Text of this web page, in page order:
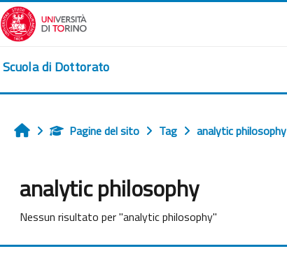
Vai al contenuto principale
Scuola di Dottorato
HomePagine del sito Tag analytic philosophy
analytic philosophy
Nessun risultato per "analytic philosophy"